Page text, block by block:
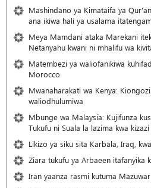
Mashindano ya Kimataifa ya
ana ikiwa hali ya usalama
Meya Mamdani ataka Marekani
Netanyahu kwani ni mhalifu wa
Matembezi ya waliofanikiwa
Morocco
Mwanaharakati wa Kenya:
waliodhulumiwa
Mbunge wa Malaysia: Kujifunza
Tukufu ni Suala la lazima kwa
Likizo ya siku sita Karbala, Iraq,
Ziara tukufu ya Arbaeen itafanyika
Iran yaanza rasmi kutuma